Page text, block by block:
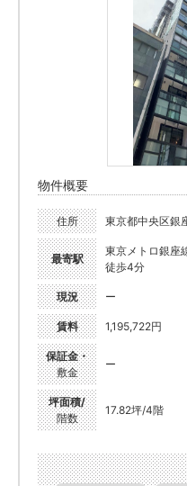
物件概要
住所 東京都中央区銀
最寄駅
東京メトロ銀座
徒歩4分
現況 ー
賃料 1,195,722円
保証金・
敷金
ー
坪面積/
階数
17.82坪/4階